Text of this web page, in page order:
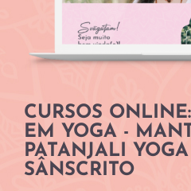
CURSOS
EM YOGA -
PATANJALI
SÂNSCRITO